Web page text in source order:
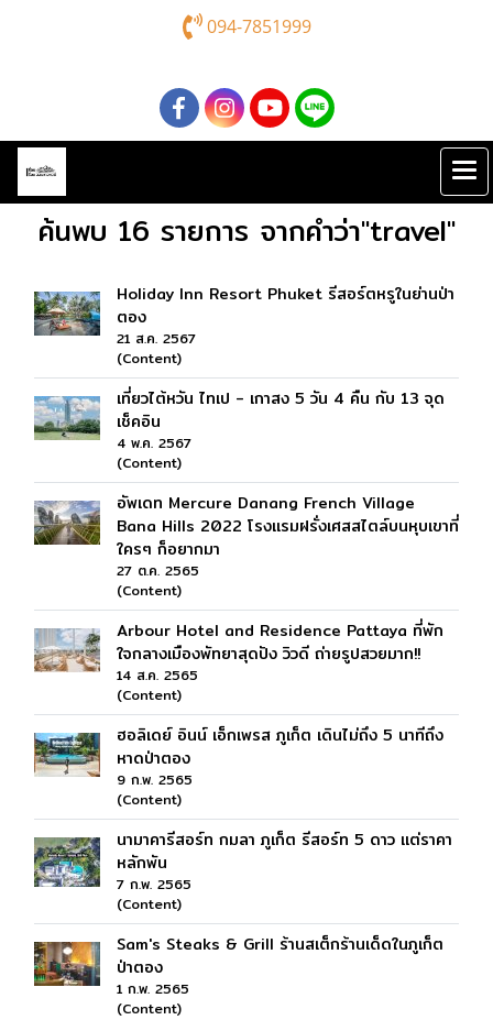
094-7851999
ค้นพบ 16 รายการ จากคำว่า"travel"
Holiday Inn Resort Phuket รีสอร์ตหรูในย่านป่า
ตอง
21 ส.ค. 2567
(Content)
เที่ยวไต้หวัน ไทเป - เกาสง 5 วัน 4 คืน กับ 13 จุด
เช็คอิน
4 พ.ค. 2567
(Content)
อัพเดท Mercure Danang French Village
Bana Hills 2022 โรงแรมฝรั่งเศสสไตล์บนหุบเขาที่
ใครๆ ก็อยากมา
27 ต.ค. 2565
(Content)
Arbour Hotel and Residence Pattaya ที่พัก
ใจกลางเมืองพัทยาสุดปัง วิวดี ถ่ายรูปสวยมาก!!
14 ส.ค. 2565
(Content)
ฮอลิเดย์ อินน์ เอ็กเพรส ภูเก็ต เดินไม่ถึง 5 นาทีถึง
หาดป่าตอง
9 ก.พ. 2565
(Content)
นามาคารีสอร์ท กมลา ภูเก็ต รีสอร์ท 5 ดาว แต่ราคา
หลักพัน
7 ก.พ. 2565
(Content)
Sam's Steaks & Grill ร้านสเต็กร้านเด็ดในภูเก็ต
ป่าตอง
1 ก.พ. 2565
(Content)